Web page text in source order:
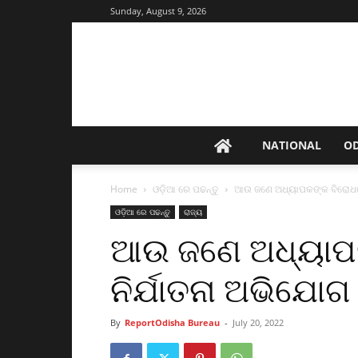
Sunday, August 9, 2026
NATIONAL
Home ଓଡ଼ିଆ ରେ ପଢନ୍ତୁ ଆଉ ଜଣେ ଅଧ୍ୟାପକଙ୍କ
ଓଡ଼ିଆ ରେ ପଢନ୍ତୁ ରାଜ୍ୟ
ଆଉ ଜଣେ
ନିର୍ଯାତନା
By ReportOdisha Bureau - July 20, 2022